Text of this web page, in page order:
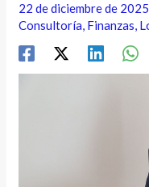
22 de diciembre de
Consultoría, Finanzas,